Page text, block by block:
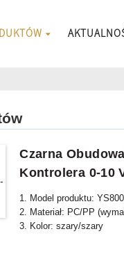
Czarna
Kontrolera 0-10
1. Model produktu:
2. Materiał: PC/PP
3. Kolor: szary/szary